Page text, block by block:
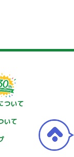
ついて
いて